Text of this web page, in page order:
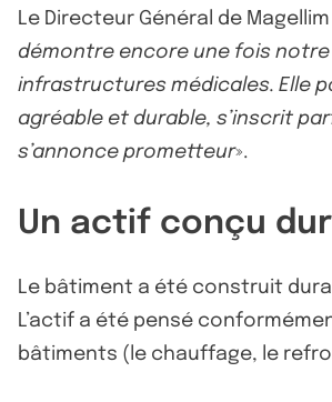
Le Directeur Général de
démontre encore une fois
infrastructures médicales. Elle
agréable et durable, s’inscrit
s’annonce prometteur».
Un actif conçu
Le bâtiment a été construit
L’actif a été pensé
bâtiments (le chauffage, le